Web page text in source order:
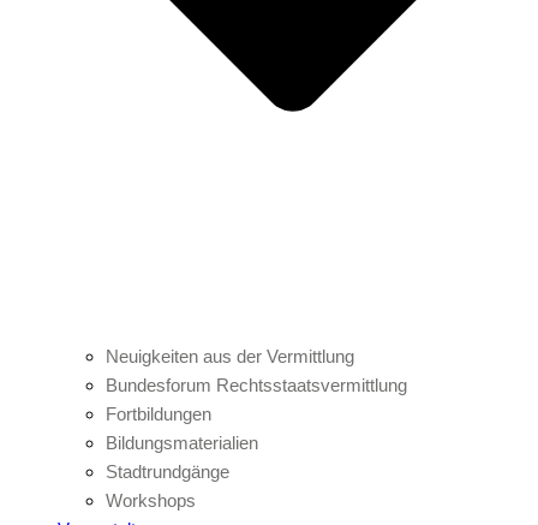
Neuigkeiten aus der Vermittlung
Bundesforum Rechtsstaatsvermittlung
Fortbildungen
Bildungsmaterialien
Stadtrundgänge
Workshops